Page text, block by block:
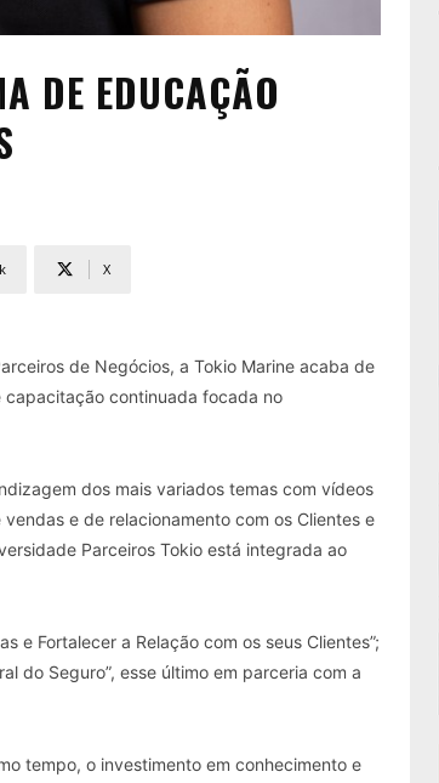
DE EDUCAÇÃO
X
de Negócios, a Tokio Marine acaba de
capacitação continuada focada no
dos mais variados temas com vídeos
e de relacionamento com os Clientes e
Parceiros Tokio está integrada ao
e Fortalecer a Relação com os seus Clientes”;
do Seguro”, esse último em parceria com a
tempo, o investimento em conhecimento e